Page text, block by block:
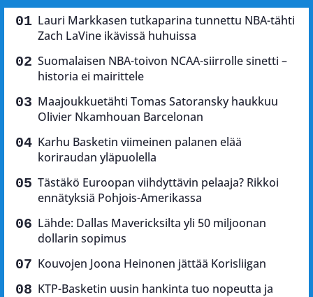
Lauri Markkasen tutkaparina tunnettu NBA-tähti
Zach LaVine ikävissä huhuissa
Suomalaisen NBA-toivon NCAA-siirrolle sinetti –
historia ei mairittele
Maajoukkuetähti Tomas Satoransky haukkuu
Olivier Nkamhouan Barcelonan
Karhu Basketin viimeinen palanen elää
koriraudan yläpuolella
Tästäkö Euroopan viihdyttävin pelaaja? Rikkoi
ennätyksiä Pohjois-Amerikassa
Lähde: Dallas Mavericksilta yli 50 miljoonan
dollarin sopimus
Kouvojen Joona Heinonen jättää Korisliigan
KTP-Basketin uusin hankinta tuo nopeutta ja